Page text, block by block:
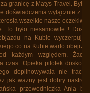
Travel. Były pewne obawy.
z wielkimi biurami
oczekiwania. Byliśmy w
! Doskonale ułożony
wyczerpująca ale dająca
obejrzeć. Organizacja
Żadnych potknięć.
doskonała. Magda od
nie tracąc nad niczym
nastrój uczestników i
Ania była bez granic